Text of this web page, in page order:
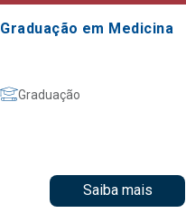
Graduação em Medicina
Graduação
Saiba mais